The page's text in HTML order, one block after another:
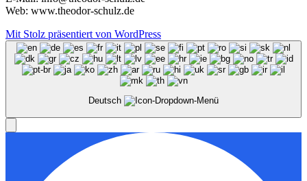
Web: www.theodor-schulz.de
Mit Stolz präsentiert von WordPress
Deutsch